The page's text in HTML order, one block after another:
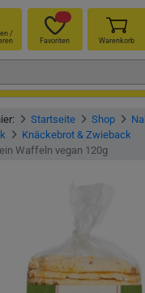
/
Favoriten Warenkorb
Startseite Shop
Knäckebrot & Zwieback
Waffeln vegan 120g